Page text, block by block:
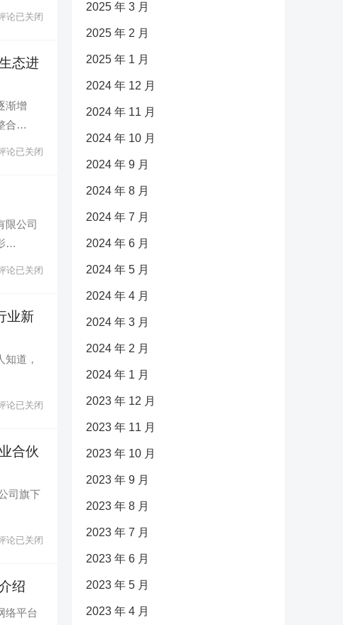
论已关闭
态进
渐增
合…
论已关闭
限公司
…
论已关闭
业新
道，
论已关闭
合伙
司旗下
论已关闭
绍
络平台
2025 年 3 月
2025 年 2 月
2025 年 1 月
2024 年 12 月
2024 年 11 月
2024 年 10 月
2024 年 9 月
2024 年 8 月
2024 年 7 月
2024 年 6 月
2024 年 5 月
2024 年 4 月
2024 年 3 月
2024 年 2 月
2024 年 1 月
2023 年 12 月
2023 年 11 月
2023 年 10 月
2023 年 9 月
2023 年 8 月
2023 年 7 月
2023 年 6 月
2023 年 5 月
2023 年 4 月